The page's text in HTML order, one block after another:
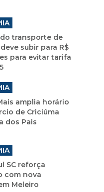
transporte de
subir para R$
para evitar tarifa
amplia horário
de Criciúma
dos Pais
SC reforça
com nova
Meleiro